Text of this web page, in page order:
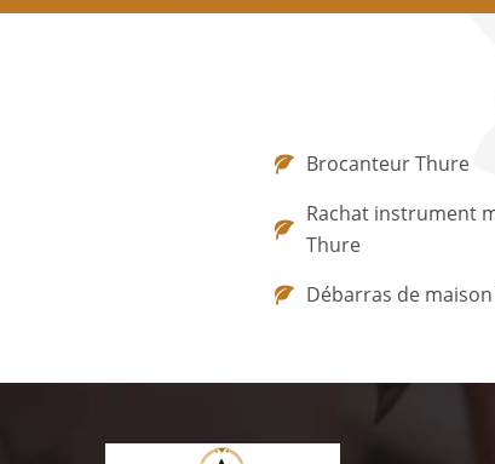
Brocanteur Thure
Rachat instrument
Thure
Débarras de